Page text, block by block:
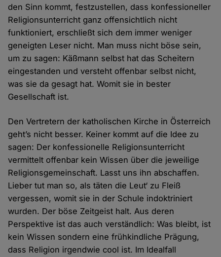
den Sinn kommt, festzustellen, dass konfessioneller
Religionsunterricht ganz offensichtlich nicht
funktioniert, erschließt sich dem immer weniger
geneigten Leser nicht. Man muss nicht böse sein,
um zu sagen: Käßmann selbst hat das Scheitern
eingestanden und versteht offenbar selbst nicht,
was sie da gesagt hat. Womit sie in bester
Gesellschaft ist.
Den Vertretern der katholischen Kirche in Österreich
geht’s nicht besser. Keiner kommt auf die Idee zu
sagen: Der konfessionelle Religionsunterricht
vermittelt offenbar kein Wissen über die jeweilige
Religionsgemeinschaft. Lasst uns ihn abschaffen.
Lieber tut man so, als täten die Leut‘ zu Fleiß
vergessen, womit sie in der Schule indoktriniert
wurden. Der böse Zeitgeist halt. Aus deren
Perspektive ist das auch verständlich: Was bleibt, ist
kein Wissen sondern eine frühkindliche Prägung,
dass Religion irgendwie cool ist. Im Idealfall